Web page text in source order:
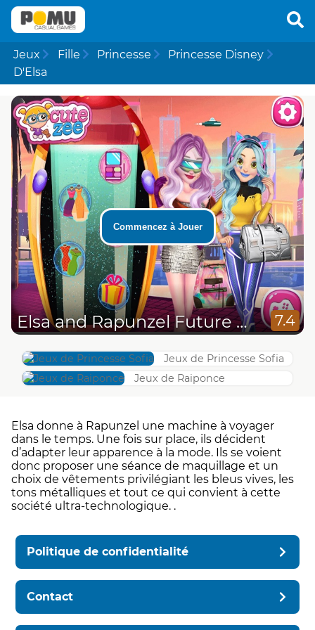
Jeux Fille Princesse
Princesse Disney
D'Elsa
Commencez à Jouer
Elsa and Rapunzel Future Fashion 7.4
Jeux de Princesse Sofia
Jeux de Raiponce
Elsa donne à Rapunzel une machine à voyager
dans le temps. Une fois sur place, ils décident
d’adapter leur apparence à la mode. Ils se voient
donc proposer une séance de maquillage et un
choix de vêtements privilégiant les bleus vives, les
tons métalliques et tout ce qui convient à cette
société ultra-technologique. .
Politique de confidentialité
Contact